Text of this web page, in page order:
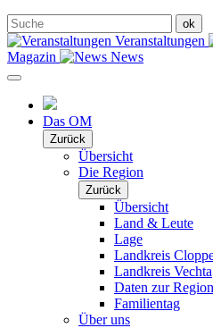
Veranstaltungen
Magazin
News
Das OM
Zurück
Übersicht
Die Region
Zurück
Übersicht
Land & Leute
Lage
Landkreis
Landkreis Vechta
Daten zur Region
Familientag
Über uns